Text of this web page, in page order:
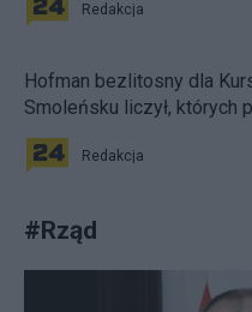
Redakcja
Hofman bezlitosny dla
Smoleńsku liczył, których
Redakcja
#Rząd